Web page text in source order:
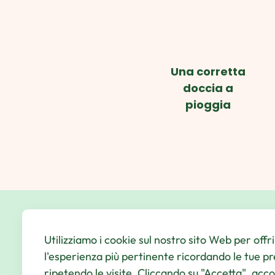
Una corretta
doccia a
pioggia
Il tuo indirizzo di posta
Utilizziamo i cookie sul nostro sito Web per
l'esperienza più pertinente ricordando le tue